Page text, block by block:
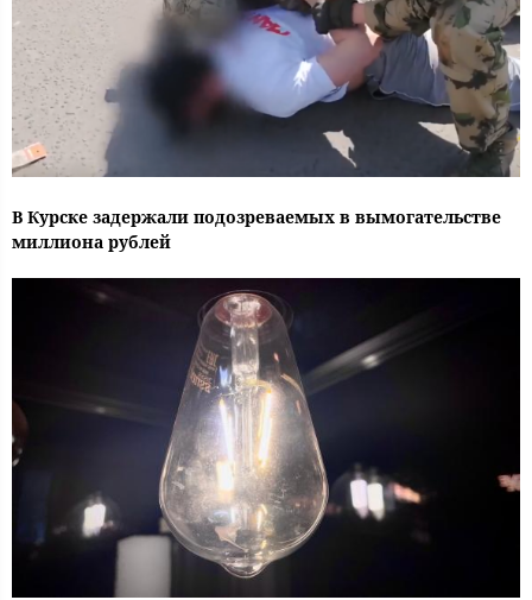
В Курске задержали подозреваемых в вымогательстве
миллиона рублей